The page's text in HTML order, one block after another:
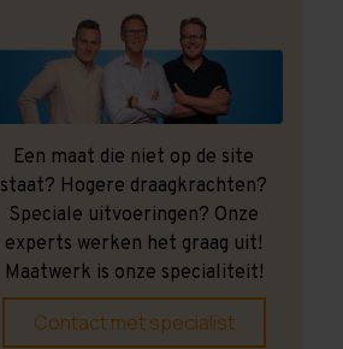
Een maat die niet op de site
staat? Hogere draagkrachten?
Speciale uitvoeringen? Onze
experts werken het graag uit!
Maatwerk is onze specialiteit!
Contact met specialist